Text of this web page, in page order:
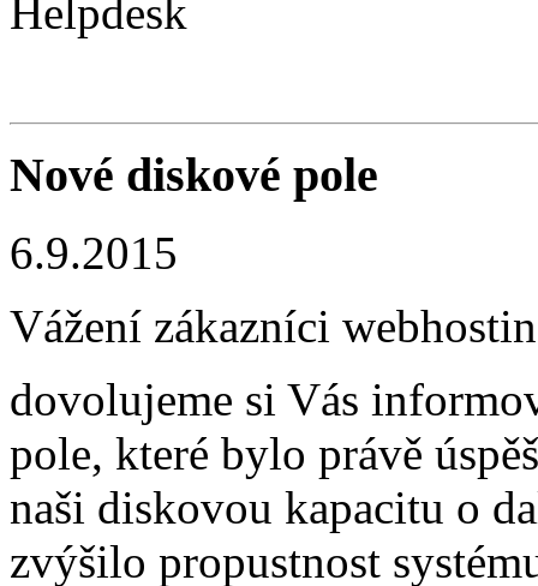
Helpdesk
Nové diskové pole
6.9.2015
Vážení zákazníci
dovolujeme si Vás
pole, které bylo právě
naši diskovou kapacitu o
zvýšilo propustnost